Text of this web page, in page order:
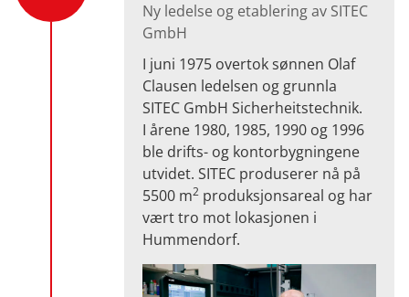
Ny ledelse og etablering av SITEC
GmbH
I juni 1975 overtok sønnen Olaf
Clausen ledelsen og grunnla
SITEC GmbH Sicherheitstechnik.
I årene 1980, 1985, 1990 og 1996
ble drifts- og kontorbygningene
utvidet. SITEC produserer nå på
5500 m2 produksjonsareal og har
vært tro mot lokasjonen i
Hummendorf.